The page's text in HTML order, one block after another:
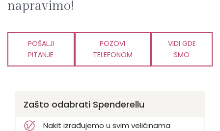
napravimo!
POŠALJI
PITANJE
POZOVI
TELEFONOM
VIDI GDE
SMO
Zašto odabrati Spenderellu
Nakit izrađujemo u svim veličinama